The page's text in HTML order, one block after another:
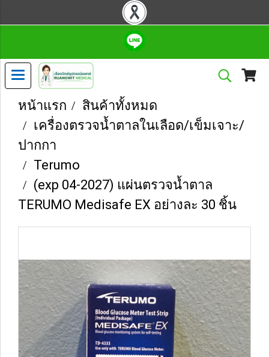
หน้าแรก
สินค้าทั้งหมด
เครื่องตรวจน้ำตาลในเลือด/เข็มเจาะ/
ปากกา
Terumo
(exp 04-2027) แผ่นตรวจน้ำตาล
TERUMO Medisafe EX อย่างละ 30 ชิ้น